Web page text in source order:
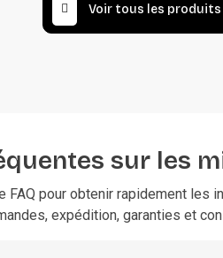
Voir tous les produits
sur les
FAQ pour obtenir rapidement les
expédition, garanties et